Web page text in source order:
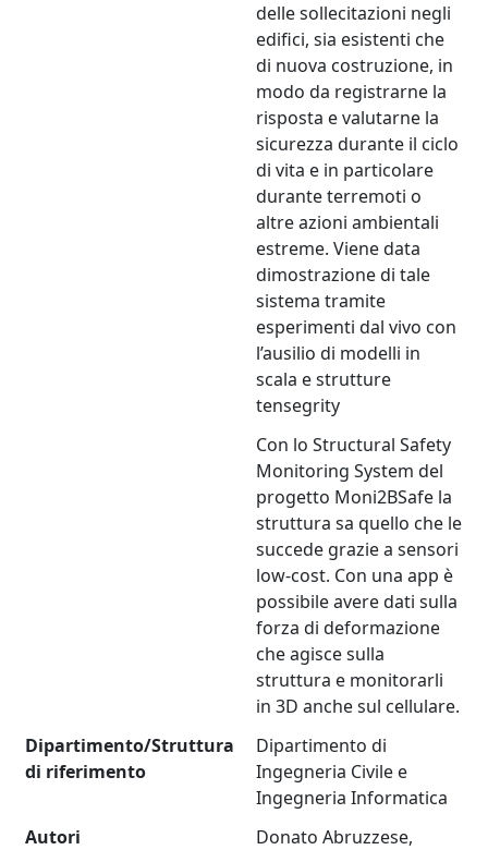
delle sollecitazioni negli
edifici, sia esistenti che
di nuova costruzione, in
modo da registrarne la
risposta e valutarne la
sicurezza durante il ciclo
di vita e in particolare
durante terremoti o
altre azioni ambientali
estreme. Viene data
dimostrazione di tale
sistema tramite
esperimenti dal vivo con
l’ausilio di modelli in
scala e strutture
tensegrity
Con lo Structural Safety
Monitoring System del
progetto Moni2BSafe la
struttura sa quello che le
succede grazie a sensori
low-cost. Con una app è
possibile avere dati sulla
forza di deformazione
che agisce sulla
struttura e monitorarli
in 3D anche sul cellulare.
Dipartimento/Struttura
di riferimento
Dipartimento di
Ingegneria Civile e
Ingegneria Informatica
Autori
Donato Abruzzese,